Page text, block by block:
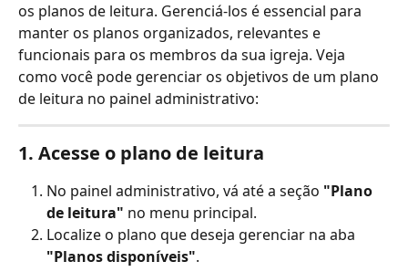
os planos de leitura. Gerenciá-los é essencial para
manter os planos organizados, relevantes e
funcionais para os membros da sua igreja. Veja
como você pode gerenciar os objetivos de um plano
de leitura no painel administrativo:
1. Acesse o plano de leitura
No painel administrativo, vá até a seção "Plano
de leitura" no menu principal.
Localize o plano que deseja gerenciar na aba
"Planos disponíveis".